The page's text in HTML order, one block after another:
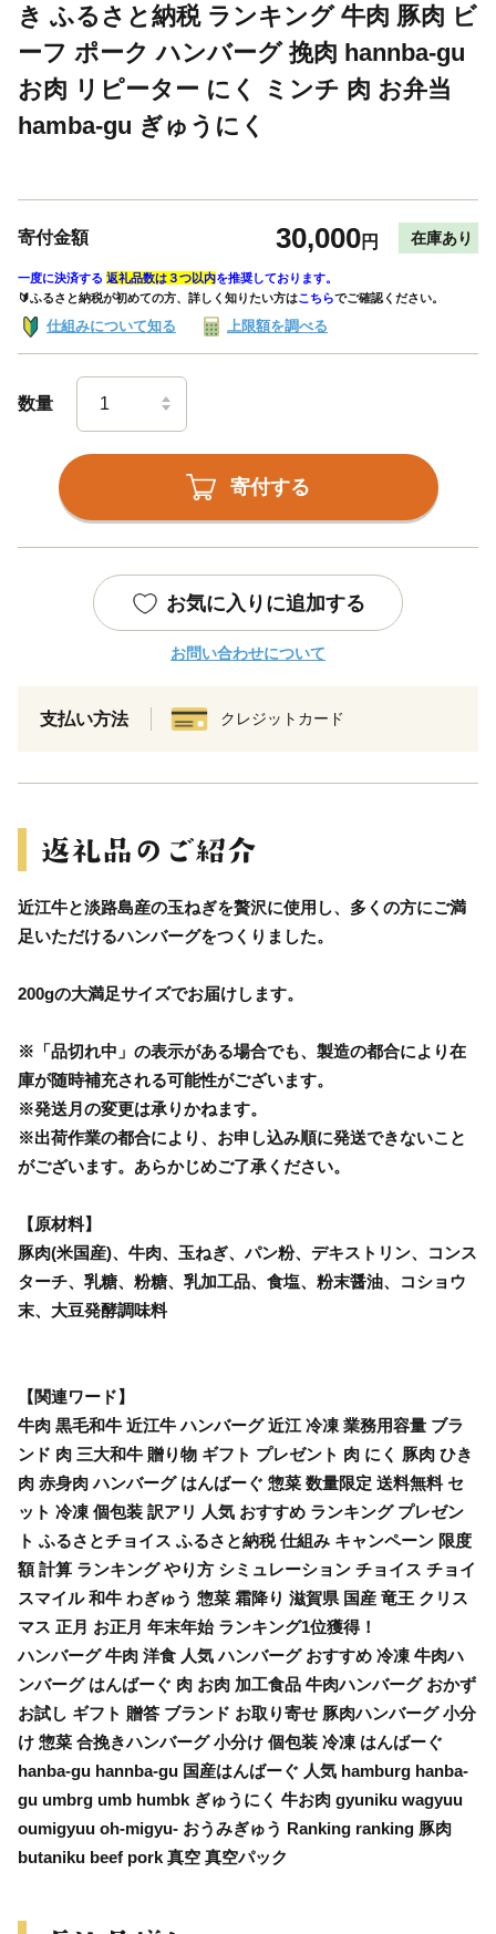
き ふるさと納税 ランキング 牛肉 豚肉 ビ
ーフ ポーク ハンバーグ 挽肉 hannba-gu
お肉 リピーター にく ミンチ 肉 お弁当
hamba-gu ぎゅうにく
寄付金額 30,000円 在庫あり
一度に決済する 返礼品数は３つ以内を推奨しております。
🔰ふるさと納税が初めての方、詳しく知りたい方はこちらでご確認ください。
仕組みについて知る 上限額を調べる
数量
寄付する
お気に入りに追加する
お問い合わせについて
支払い方法 クレジットカード
近江牛と淡路島産の玉ねぎを贅沢に使用し、多くの方にご満
足いただけるハンバーグをつくりました。
200gの大満足サイズでお届けします。
※「品切れ中」の表示がある場合でも、製造の都合により在
庫が随時補充される可能性がございます。
※発送月の変更は承りかねます。
※出荷作業の都合により、お申し込み順に発送できないこと
がございます。あらかじめご了承ください。
【原材料】
豚肉(米国産)、牛肉、玉ねぎ、パン粉、デキストリン、コンス
ターチ、乳糖、粉糖、乳加工品、食塩、粉末醤油、コショウ
末、大豆発酵調味料
【関連ワード】
牛肉 黒毛和牛 近江牛 ハンバーグ 近江 冷凍 業務用容量 ブラ
ンド 肉 三大和牛 贈り物 ギフト プレゼント 肉 にく 豚肉 ひき
肉 赤身肉 ハンバーグ はんばーぐ 惣菜 数量限定 送料無料 セ
ット 冷凍 個包装 訳アリ 人気 おすすめ ランキング プレゼン
ト ふるさとチョイス ふるさと納税 仕組み キャンペーン 限度
額 計算 ランキング やり方 シミュレーション チョイス チョイ
スマイル 和牛 わぎゅう 惣菜 霜降り 滋賀県 国産 竜王 クリス
マス 正月 お正月 年末年始 ランキング1位獲得！
ハンバーグ 牛肉 洋食 人気 ハンバーグ おすすめ 冷凍 牛肉ハ
ンバーグ はんばーぐ 肉 お肉 加工食品 牛肉ハンバーグ おかず
お試し ギフト 贈答 ブランド お取り寄せ 豚肉ハンバーグ 小分
け 惣菜 合挽きハンバーグ 小分け 個包装 冷凍 はんばーぐ
hanba-gu hannba-gu 国産はんばーぐ 人気 hamburg hanba-
gu umbrg umb humbk ぎゅうにく 牛お肉 gyuniku wagyuu
oumigyuu oh-migyu- おうみぎゅう Ranking ranking 豚肉
butaniku beef pork 真空 真空パック